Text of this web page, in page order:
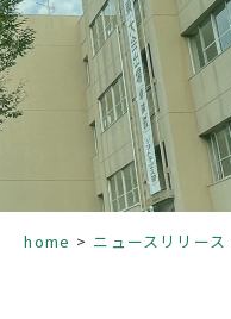
home ニュースリリース